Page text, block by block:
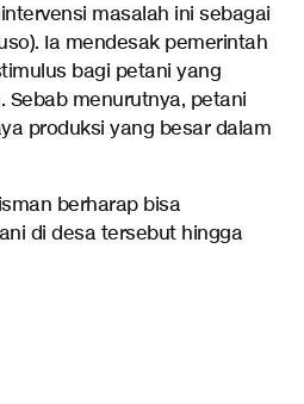
masalah ini sebagai
Ia mendesak pemerintah
bagi petani yang
Sebab menurutnya, petani
produksi yang besar dalam
berharap bisa
di desa tersebut hingga